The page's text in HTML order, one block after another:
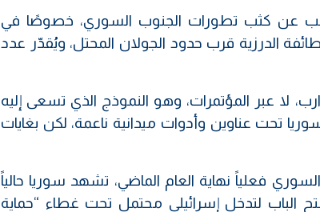
2011، ظلت إسرائيل تراقب عن كثب تطورات الجنوب السوري، خصوصًا في
الدرزية قرب حدود الجولان المحتل، ويُقدّر عدد
لا عبر المؤتمرات، وهو النموذج الذي تسعى إليه
تحت عناوين وأدوات ميدانية ناعمة، لكن بغايات
فعلياً نهاية العام الماضي، تشهد سوريا حالياً
الباب لتدخل إسرائيلي محتمل تحت غطاء “حماية